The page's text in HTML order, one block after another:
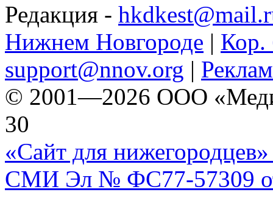
Редакция -
Нижнем Новгороде | Кор.
support@nnov.org |
© 2001—2026 ООО
30
«Сайт для нижегородцев»
СМИ Эл № ФС77-57309